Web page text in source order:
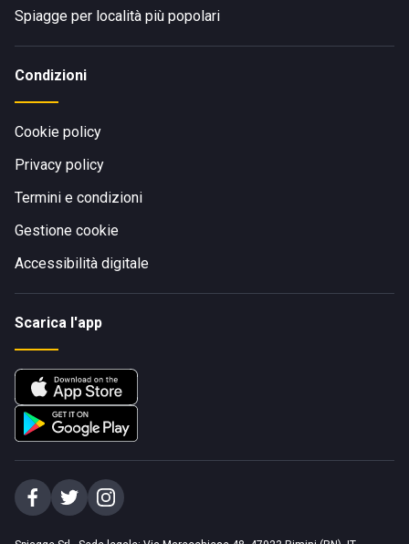
Spiagge per località più popolari
Condizioni
Cookie policy
Privacy policy
Termini e condizioni
Gestione cookie
Accessibilità digitale
Scarica l'app